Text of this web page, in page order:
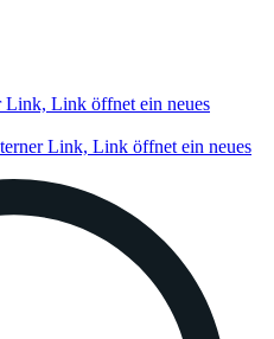
Link, Link öffnet ein neues
Link, Link öffnet ein neues